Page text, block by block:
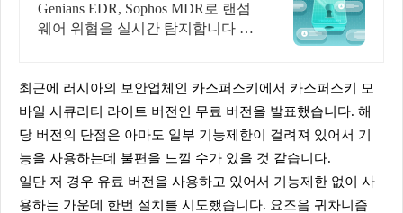
Genians EDR, Sophos MDR로 랜섬
웨어 위협을 실시간 탐지합니다 전
최근에 러시아의 보안업체인 카스퍼스키에서 카스퍼스키 모
바일 시큐리티 라이트 버전인 무료 버전을 발표했습니다. 해
당 버전의 단점은 아마도 일부 기능제한이 걸려져 있어서 기
능을 사용하는데 불편을 느낄 수가 있을 것 같습니다.
일단 저 경우 유료 버전을 사용하고 있어서 기능제한 없이 사
용하는 가운데 한번 설치를 시도했습니다. 요즈음 귀차니즘